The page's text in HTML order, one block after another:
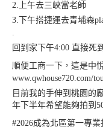
2.上午去三峽當老師
3.下午搭捷運去青埔森
.
回到家下午4:00 直接死
順便工商一下，這是中
www.qwhouse720.com/
目前我的手伸到桃園的
年下半年希望能夠拍到
#2026成為北區第一專